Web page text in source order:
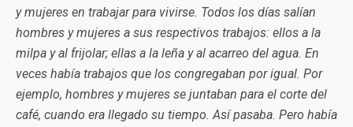
y mujeres en trabajar para vivirse. Todos los días salían
hombres y mujeres a sus respectivos trabajos: ellos a la
milpa y al frijolar; ellas a la leña y al acarreo del agua. En
veces había trabajos que los congregaban por igual. Por
ejemplo, hombres y mujeres se juntaban para el corte del
café, cuando era llegado su tiempo. Así pasaba. Pero había